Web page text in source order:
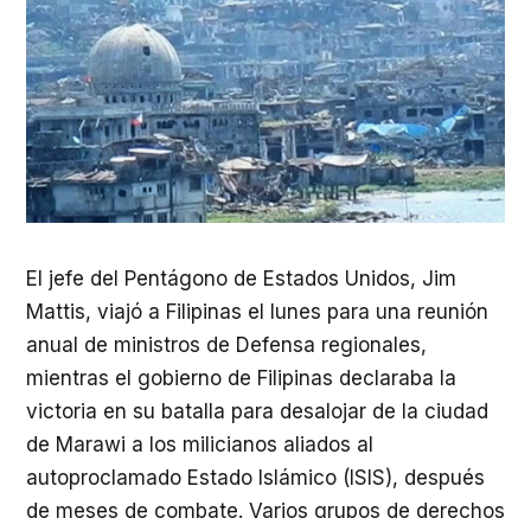
El jefe del Pentágono de Estados Unidos, Jim
Mattis, viajó a Filipinas el lunes para una reunión
anual de ministros de Defensa regionales,
mientras el gobierno de Filipinas declaraba la
victoria en su batalla para desalojar de la ciudad
de Marawi a los milicianos aliados al
autoproclamado Estado Islámico ( ISIS), después
de meses de combate. Varios grupos de derechos